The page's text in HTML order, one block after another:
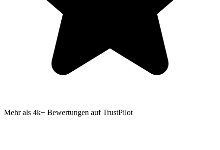
Mehr als 4k+ Bewertungen auf TrustPilot